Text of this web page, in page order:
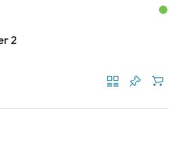
2